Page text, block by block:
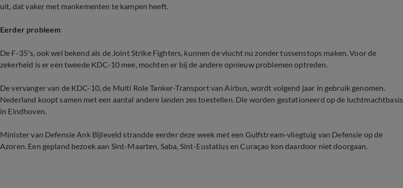
uit, dat vaker met mankementen te kampen heeft.
Eerder probleem
De F-35's, ook wel bekend als de Joint Strike Fighters, kunnen de vlucht nu zonder tussenstops maken. Voor de
zekerheid is er een tweede KDC-10 mee, mochten er bij de andere opnieuw problemen optreden.
De vervanger van de KDC-10, de Multi Role Tanker-Transport van Airbus, wordt volgend jaar in gebruik genomen.
Nederland koopt samen met een aantal andere landen zes toestellen. Die worden gestationeerd op de luchtmachtbasis
in Eindhoven.
Minister van Defensie Ank Bijleveld strandde eerder deze week met een Gulfstream-vliegtuig van Defensie op de
Azoren. Een gepland bezoek aan Sint-Maarten, Saba, Sint-Eustatius en Curaçao kon daardoor niet doorgaan.